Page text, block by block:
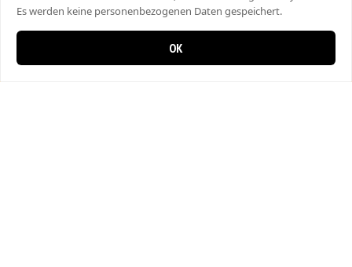
Es werden keine personenbezogenen Daten gespeichert.
OK